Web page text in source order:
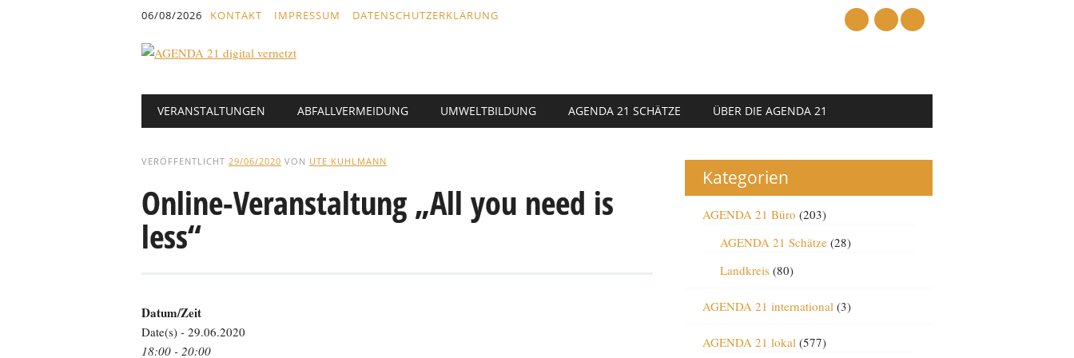
06/08/2026 KONTAKT IMPRESSUM DATENSCHUTZERKLÄRUNG
Hauptmenü
Abbrechen
Text
VERANSTALTUNGEN ABFALLVERMEIDUNG UMWELTBILDUNG AGENDA 21 SCHÄTZE ÜBER DIE AGENDA 21
VERÖFFENTLICHT 29/06/2020 VON UTE KUHLMANN
Online-Veranstaltung „All you need is
less“
Datum/Zeit
Date(s) - 29.06.2020
18:00 - 20:00
Kategorien
AGENDA 21 Büro (203)
AGENDA 21 Schätze(28)
Landkreis(80)
AGENDA 21 international(3)
AGENDA 21 lokal(577)